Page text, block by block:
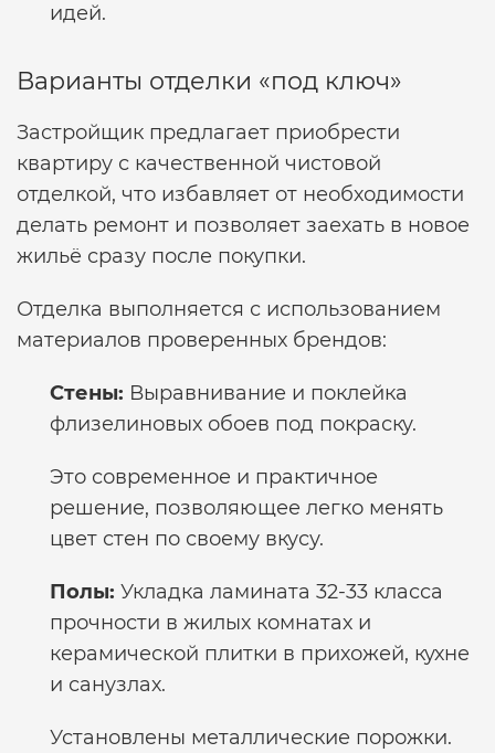
идей.
Варианты отделки «под ключ»
Застройщик предлагает приобрести
квартиру с качественной чистовой
отделкой, что избавляет от необходимости
делать ремонт и позволяет заехать в новое
жильё сразу после покупки.
Отделка выполняется с использованием
материалов проверенных брендов:
Стены: Выравнивание и поклейка
флизелиновых обоев под покраску.
Это современное и практичное
решение, позволяющее легко менять
цвет стен по своему вкусу.
Полы: Укладка ламината 32-33 класса
прочности в жилых комнатах и
керамической плитки в прихожей, кухне
и санузлах.
Установлены металлические порожки.